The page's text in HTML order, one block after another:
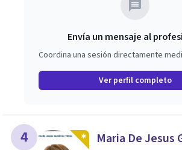
Envía un mensaje al
Coordina una sesión directamente
Ver perfil completo
4
Maria De Jesus